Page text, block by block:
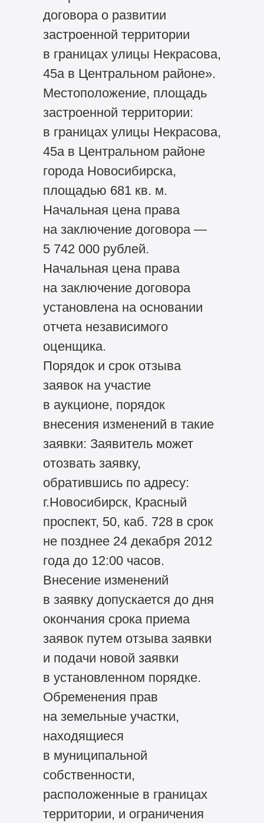
договора о развитии
застроенной территории
в границах улицы Некрасова,
45а в Центральном районе».
Местоположение, площадь
застроенной территории:
в границах улицы Некрасова,
45а в Центральном районе
города Новосибирска,
площадью 681 кв. м.
Начальная цена права
на заключение договора —
5 742 000 рублей.
Начальная цена права
на заключение договора
установлена на основании
отчета независимого
оценщика.
Порядок и срок отзыва
заявок на участие
в аукционе, порядок
внесения изменений в такие
заявки: Заявитель может
отозвать заявку,
обратившись по адресу:
г.Новосибирск, Красный
проспект, 50, каб. 728 в срок
не позднее 24 декабря 2012
года до 12:00 часов.
Внесение изменений
в заявку допускается до дня
окончания срока приема
заявок путем отзыва заявки
и подачи новой заявки
в установленном порядке.
Обременения прав
на земельные участки,
находящиеся
в муниципальной
собственности,
расположенные в границах
территории, и ограничения